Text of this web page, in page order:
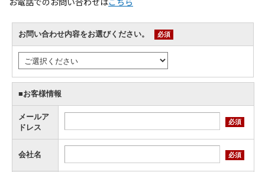
お電話でのお問い合わせはこちら
お問い合わせ内容をお選びください。 必須
■お客様情報
メールア
ドレス
必須
会社名 必須